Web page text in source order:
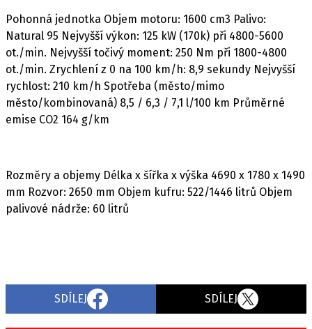
Pohonná jednotka Objem motoru: 1600 cm3 Palivo:
Natural 95 Nejvyšší výkon: 125 kW (170k) při 4800-5600
ot./min. Nejvyšší točivý moment: 250 Nm při 1800-4800
ot./min. Zrychlení z 0 na 100 km/h: 8,9 sekundy Nejvyšší
rychlost: 210 km/h Spotřeba (město/mimo
město/kombinovaná) 8,5 / 6,3 / 7,1 l/100 km Průměrné
emise CO2 164 g/km
Rozměry a objemy Délka x šířka x výška 4690 x 1780 x 1490
mm Rozvor: 2650 mm Objem kufru: 522/1446 litrů Objem
palivové nádrže: 60 litrů
SDÍLEJ SDÍLEJ